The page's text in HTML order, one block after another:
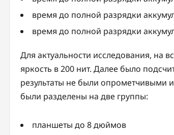
время до полной разрядки
время до полной разрядки
Для актуальности исследования, на
яркость в 200 нит. Далее было
результаты не были опрометчивыми
были разделены на две группы:
планшеты до 8 дюймов